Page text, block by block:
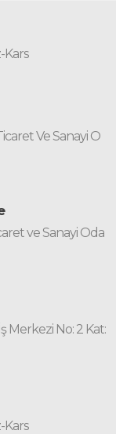
Kars
Ve Sanayi O
ve Sanayi Oda
Merkezi No: 2 Kat:
Kars